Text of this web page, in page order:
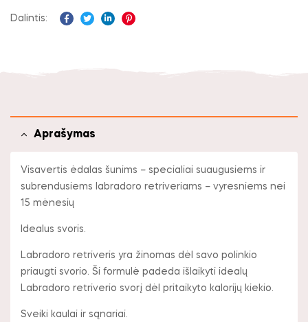
Dalintis:
Aprašymas
Visavertis ėdalas šunims – specialiai suaugusiems ir
subrendusiems labradoro retriveriams – vyresniems nei
15 mėnesių​
Idealus svoris.
Labradoro retriveris yra žinomas dėl savo polinkio
priaugti svorio. Ši formulė padeda išlaikyti idealų
Labradoro retriverio svorį dėl pritaikyto kalorijų kiekio.
Sveiki kaulai ir sąnariai.